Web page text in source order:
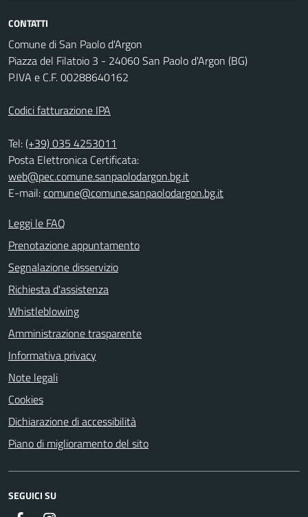
CONTATTI
Comune di San Paolo d'Argon
Piazza del Filatoio 3 - 24060 San Paolo d'Argon (BG)
P.IVA e C.F. 00288640162
Codici fatturazione IPA
Tel:(+39) 035 4253011
Posta Elettronica Certificata:
web@pec.comune.sanpaolodargon.bg.it
E-mail:comune@comune.sanpaolodargon.bg.it
Leggi le FAQ
Prenotazione appuntamento
Segnalazione disservizio
Richiesta d'assistenza
Whistleblowing
Amministrazione trasparente
Informativa privacy
Note legali
Cookies
Dichiarazione di accessibilità
Piano di miglioramento del sito
SEGUICI SU